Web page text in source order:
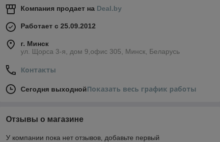
Компания продает на Deal.by
Работает с 25.09.2012
г. Минск
ул. Щорса 3-я, дом 9,офис 305, Минск, Беларусь
Контакты
Сегодня выходнойПоказать весь график работы
Отзывы о магазине
У компании пока нет отзывов, добавьте первый